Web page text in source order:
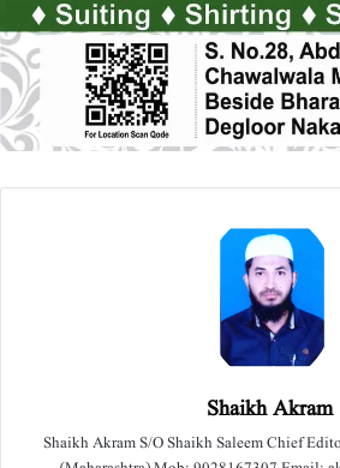
Shaikh Akram
Shaikh Akram S/O Shaikh Saleem Chief